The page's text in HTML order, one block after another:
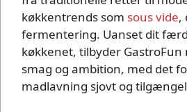
køkkentrends som sous vide,
fermentering. Uanset dit
køkkenet, tilbyder
smag og ambition, med det
madlavning sjovt og